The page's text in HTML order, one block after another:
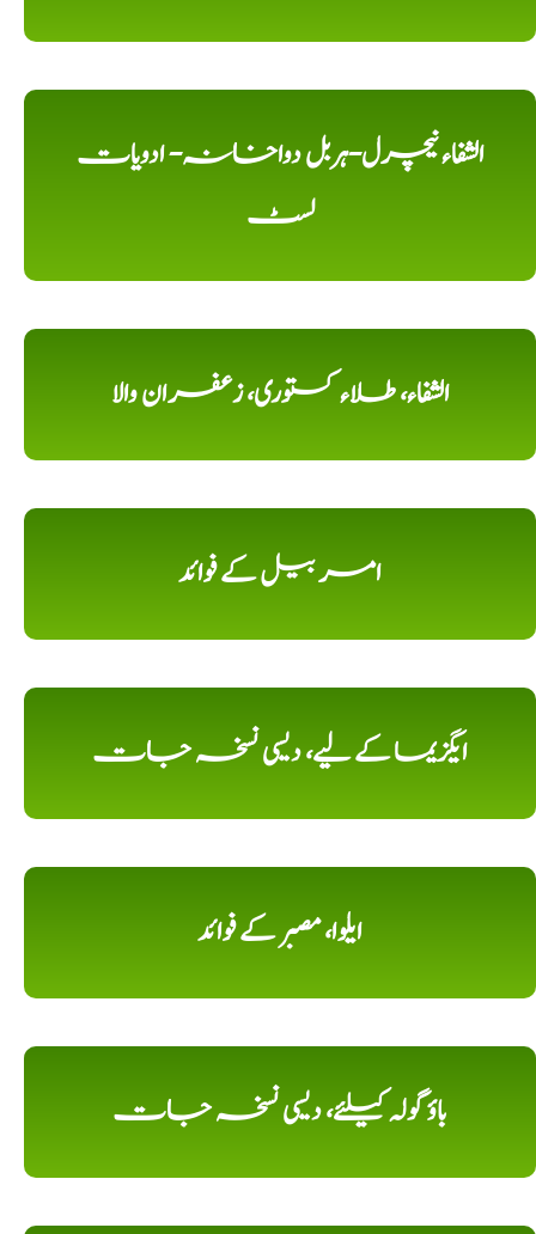
الشفاء نیچرل-ہربل دواخانہ- ادویات
لسٹ
الشفاء، طلاء کستوری، زعفران والا
امر بیل کے فوائد
ایگزیما کے لیے، دیسی نسخہ جات
ایلوا، مصبر کے فوائد
باؤ گولہ کیلئے، دیسی نسخہ جات